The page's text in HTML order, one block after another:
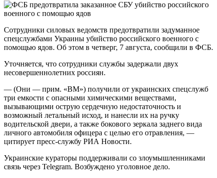
Сотрудники силовых ведомств предотвратили задуманное
спецслужбами Украины убийство российского военного с
помощью ядов. Об этом в четверг, 7 августа, сообщили в ФСБ.
Уточняется, что сотрудники службы задержали двух
несовершеннолетних россиян.
— (Они — прим. «ВМ») получили от украинских спецслужб
три емкости с опасными химическими веществами,
вызывающими острую сердечную недостаточность и
возможный летальный исход, и нанесли их на ручку
водительской двери, а также бокового зеркала заднего вида
личного автомобиля офицера с целью его отравления, —
цитирует пресс-службу РИА Новости.
Украинские кураторы поддерживали со злоумышленниками
связь через Telegram. Возбуждено уголовное дело.